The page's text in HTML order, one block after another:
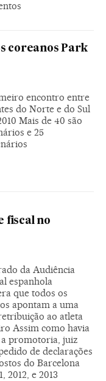
coreanos Park
encontro entre
do Norte e do Sul
Mais de 40 são
e 25
fiscal no
da Audiência
espanhola
que todos os
apontam a uma
ao atleta
Assim como havia
promotoria, juiz
de declarações
do Barcelona
2012, e 2013